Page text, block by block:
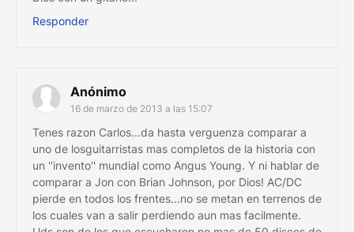
Responder
Anónimo
16 de marzo de 2013 a las 15:07
Tenes razon Carlos...da hasta verguenza comparar a
uno de losguitarristas mas completos de la historia con
un ''invento'' mundial como Angus Young. Y ni hablar de
comparar a Jon con Brian Johnson, por Dios! AC/DC
pierde en todos los frentes...no se metan en terrenos de
los cuales van a salir perdiendo aun mas facilmente.